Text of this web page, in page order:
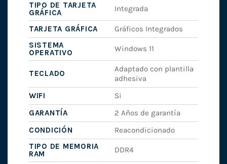
TIPO DE TARJETA
GRÁFICA
Integrada
TARJETA GRÁFICA
Gráficos Integrados
SISTEMA
OPERATIVO
Windows 11
TECLADO
Adaptado con plantilla
adhesiva
WIFI
Si
GARANTÍA
2 Años de garantía
CONDICIÓN
Reacondicionado
TIPO DE MEMORIA
RAM
DDR4